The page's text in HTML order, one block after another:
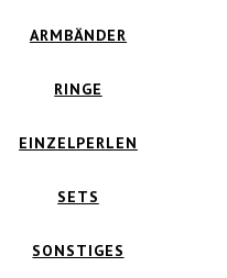
ARMBÄNDER
RINGE
EINZELPERLEN
SETS
SONSTIGES